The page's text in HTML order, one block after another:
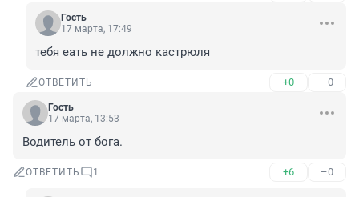
Гость
17 марта, 17:49
тебя еать не должно кастрюля
ОТВЕТИТЬ +0 –0
Гость
17 марта, 13:53
Водитель от бога.
ОТВЕТИТЬ 1 +6 –0